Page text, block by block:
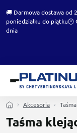
🚚 Darmowa dostawa od
poniedziałku do piątku🕑
dnia
Akcesoria
Taśma